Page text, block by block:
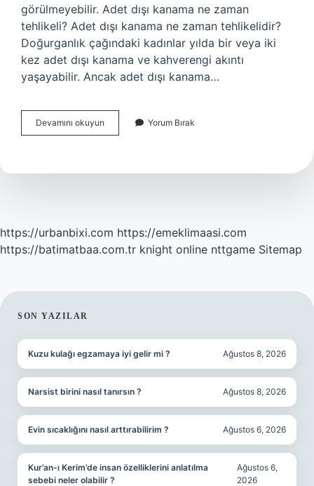
görülmeyebilir. Adet dışı kanama ne zaman
tehlikeli? Adet dışı kanama ne zaman tehlikelidir?
Doğurganlık çağındaki kadınlar yılda bir veya iki
kez adet dışı kanama ve kahverengi akıntı
yaşayabilir. Ancak adet dışı kanama…
Devamını okuyun
Bittikten
Sonra
Yorum Bırak
https://urbanbixi.com https://emeklimaasi.com
https://batimatbaa.com.tr knight online nttgame Sitemap
SIDEBAR
SON YAZILAR
Kuzu kulağı egzamaya iyi gelir mi ? Ağustos 8, 2026
Narsist birini nasıl tanırsın ? Ağustos 8, 2026
Evin sıcaklığını nasıl arttırabilirim ? Ağustos 6, 2026
Kur’an-ı Kerim’de insan özelliklerini anlatılma
sebebi neler olabilir ?
Ağustos 6,
2026